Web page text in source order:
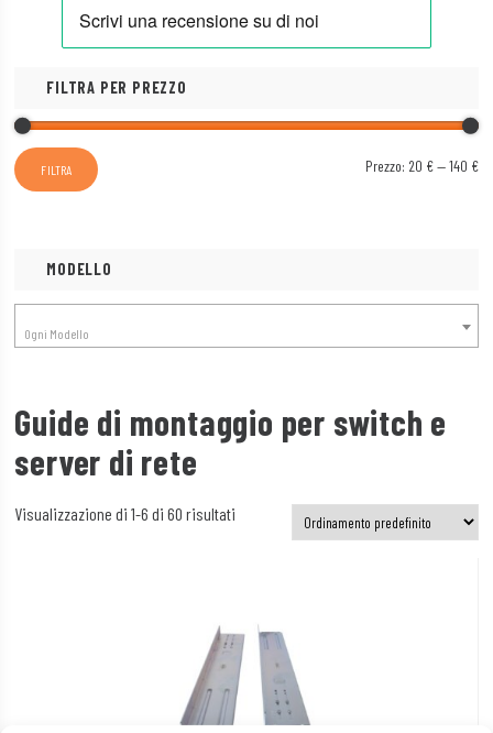
FILTRA PER PREZZO
FILTRA Prezzo: 20 €—140 €
MODELLO
Ogni Modello
Guide di montaggio per switch e
server di rete
Visualizzazione di 1-6 di 60 risultati